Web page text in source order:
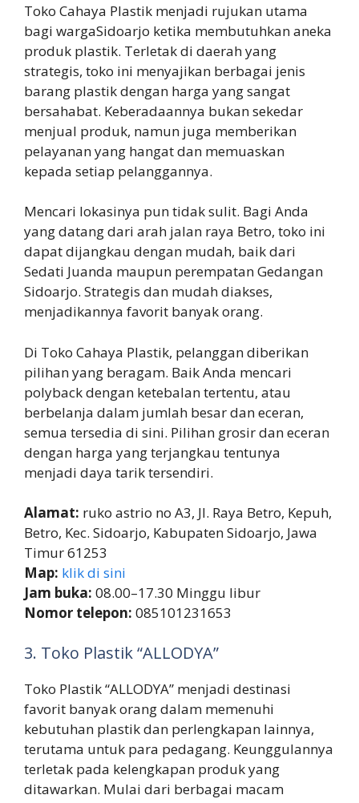
Toko Cahaya Plastik menjadi rujukan utama
bagi wargaSidoarjo ketika membutuhkan aneka
produk plastik. Terletak di daerah yang
strategis, toko ini menyajikan berbagai jenis
barang plastik dengan harga yang sangat
bersahabat. Keberadaannya bukan sekedar
menjual produk, namun juga memberikan
pelayanan yang hangat dan memuaskan
kepada setiap pelanggannya.
Mencari lokasinya pun tidak sulit. Bagi Anda
yang datang dari arah jalan raya Betro, toko ini
dapat dijangkau dengan mudah, baik dari
Sedati Juanda maupun perempatan Gedangan
Sidoarjo. Strategis dan mudah diakses,
menjadikannya favorit banyak orang.
Di Toko Cahaya Plastik, pelanggan diberikan
pilihan yang beragam. Baik Anda mencari
polyback dengan ketebalan tertentu, atau
berbelanja dalam jumlah besar dan eceran,
semua tersedia di sini. Pilihan grosir dan eceran
dengan harga yang terjangkau tentunya
menjadi daya tarik tersendiri.
Alamat: ruko astrio no A3, Jl. Raya Betro, Kepuh,
Betro, Kec. Sidoarjo, Kabupaten Sidoarjo, Jawa
Timur 61253
Map: klik di sini
Jam buka: 08.00–17.30 Minggu libur
Nomor telepon: 085101231653
3. Toko Plastik “ALLODYA”
Toko Plastik “ALLODYA” menjadi destinasi
favorit banyak orang dalam memenuhi
kebutuhan plastik dan perlengkapan lainnya,
terutama untuk para pedagang. Keunggulannya
terletak pada kelengkapan produk yang
ditawarkan. Mulai dari berbagai macam